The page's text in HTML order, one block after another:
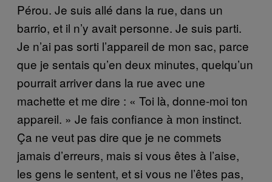
Pérou. Je suis allé dans la rue, dans un
barrio, et il n’y avait personne. Je suis parti.
Je n’ai pas sorti l’appareil de mon sac, parce
que je sentais qu’en deux minutes, quelqu’un
pourrait arriver dans la rue avec une
machette et me dire : « Toi là, donne-moi ton
appareil. » Je fais confiance à mon instinct.
Ça ne veut pas dire que je ne commets
jamais d’erreurs, mais si vous êtes à l’aise,
les gens le sentent, et si vous ne l’êtes pas,